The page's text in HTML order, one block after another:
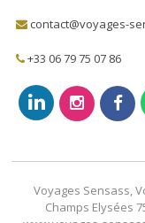
contact@voyages-
+33 06 79 75 07 86
Voyages Sensass,
Champs Elysées